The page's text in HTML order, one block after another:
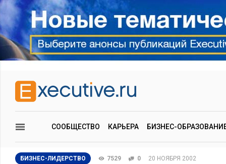
СООБЩЕСТВО КАРЬЕРА БИЗНЕС-
БИЗНЕС-ЛИДЕРСТВО 7529 0 20 НОЯБРЯ 2002